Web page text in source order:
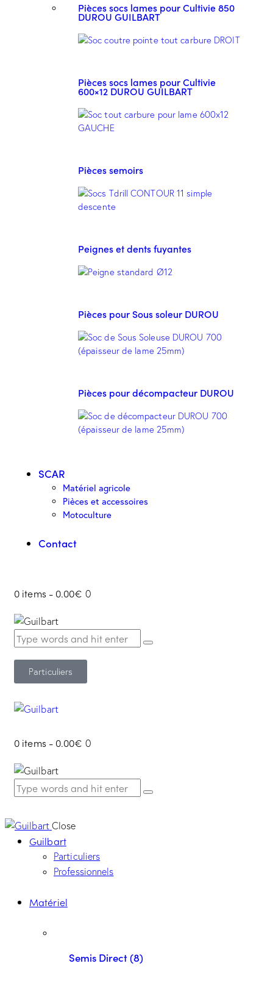
Pièces socs lames pour Cultivie 850
DUROU GUILBART
Pièces socs lames pour Cultivie
600×12 DUROU GUILBART
Pièces semoirs
Peignes et dents fuyantes
Pièces pour Sous soleur DUROU
Pièces pour décompacteur DUROU
SCAR
Matériel agricole
Pièces et accessoires
Motoculture
Contact
0 items - 0.00€ 0
Particuliers
0 items - 0.00€ 0
Close
Guilbart
Particuliers
Professionnels
Matériel
Semis Direct (8)